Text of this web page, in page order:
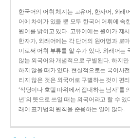
한국어의 어휘 체계는 고유어, 한자어, 외래
어에 차이가 있을 뿐 모두 한국어 어휘에 속
원어를 밝히고 있다. 고유어에는 원어가 제
한자가, 외래어에는 각 단어의 원어명과 로
이로써 어휘 부류를 알 수가 있다. 외래어는
않는 외국어와 개념적으로 구별된다. 하지
하지 않을 때가 있다. 현실적으로는 국어사
리지 않은 것은 외국어로 구별하는 것이 편
‘식당이나 호텔 따위에서 접대하는 남자’를
년’의 뜻으로 쓰일 때는 외국어라고 할 수 있
래어 표기법의 원칙을 준용하는 일이 많다.